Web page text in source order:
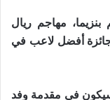
مهاجم ريال
جائزة أفضل لاعب في
سيكون في مقدمة وفد